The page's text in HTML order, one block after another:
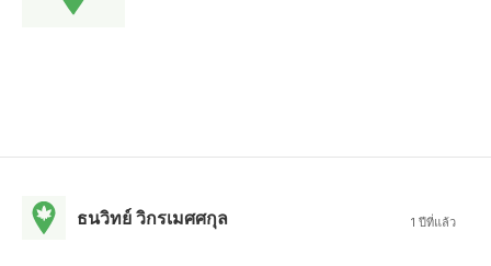
ธนวิทย์ วิกรเมศศกุล 1 ปีที่แล้ว